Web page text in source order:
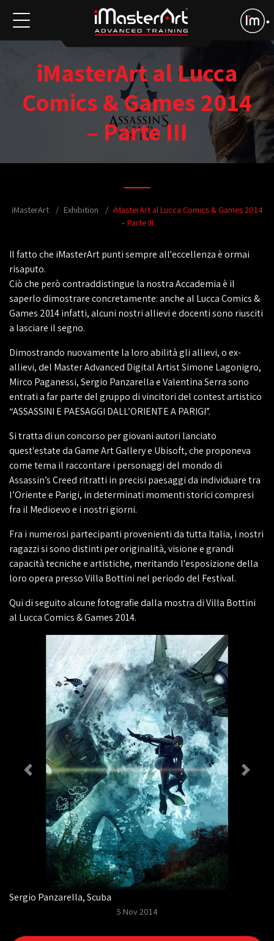
iMasterArt al Lucca
Comics & Games 2014
– Parte III
iMasterArt Exhibition
iMasterArt al Lucca Comics & Games 2014
– Parte III
Il fatto che iMasterArt punti sempre all'eccellenza è ormai
risaputo.
Ciò che però contraddistingue la nostra Accademia è il
saperlo dimostrare concretamente: anche al Lucca Comics &
Games 2014 infatti, alcuni nostri allievi e docenti sono riusciti
a lasciare il segno.
Dimostrando nuovamente la loro abilità gli allievi, o ex-
allievi, del Master Advanced Digital Artist Simone Lagonigro,
Mirco Paganessi, Sergio Panzarella e Valentina Serra sono
entrati a far parte del gruppo di vincitori del contest artistico
“ASSASSINI E PAESAGGI DALL’ORIENTE A PARIGI”.
Si tratta di un concorso per giovani autori lanciato
quest'estate da Game Art Gallery e Ubisoft, che proponeva
come tema il raccontare i personaggi del mondo di
Assassin’s Creed ritratti in precisi paesaggi da individuare tra
l’Oriente e Parigi, in determinati momenti storici compresi
fra il Medioevo e i nostri giorni.
Fra i numerosi partecipanti provenienti da tutta Italia, i nostri
ragazzi si sono distinti per originalità, visione e grandi
capacità tecniche e artistiche, meritando l'esposizione della
loro opera presso Villa Bottini nel periodo del Festival.
Qui di seguito alcune fotografie dalla mostra di Villa Bottini
al Lucca Comics & Games 2014.
Sergio Panzarella, Scuba
5 Nov 2014